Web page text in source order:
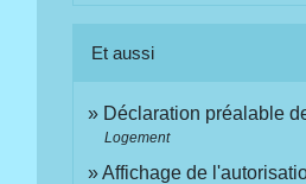
Et aussi
Déclaration préalable
Logement
Affichage de